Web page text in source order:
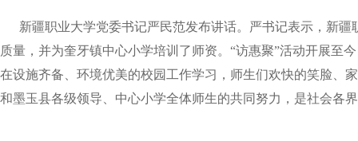
新疆职业大学党委书记严民范发布讲话。严书记表示，新疆
质量，并为奎牙镇中心小学培训了师资。“访惠聚”活动开展至
在设施齐备、环境优美的校园工作学习，师生们欢快的笑脸、
和墨玉县各级领导、中心小学全体师生的共同努力，是社会各